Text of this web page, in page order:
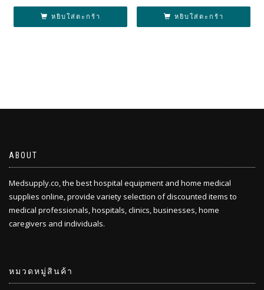
หยิบใส่ตะกร้า หยิบใส่ตะกร้า
ABOUT
Medsupply.co, the best hospital equipment and home medical
supplies online, provide variety selection of discounted items to
medical professionals, hospitals, clinics, businesses, home
caregivers and individuals.
หมวดหมู่สินค้า